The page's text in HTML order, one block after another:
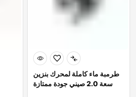
طرمبة ماء كاملة لمحرك بنزين
سعة 2.0 صيني جودة ممتازة